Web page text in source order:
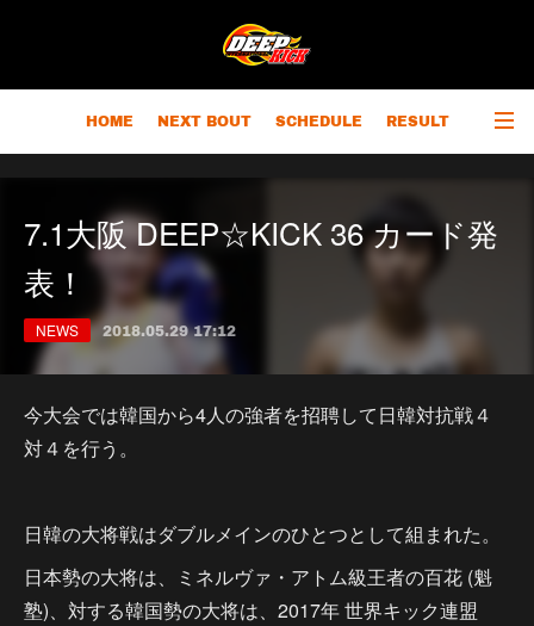
HOME NEXT BOUT SCHEDULE RESULT
RANKING CHAMPIONS OUTLINE
7.1大阪 DEEP☆KICK 36 カード発
表！
NEWS 2018.05.29 17:12
今大会では韓国から4人の強者を招聘して日韓対抗戦４
対４を行う。
日韓の大将戦はダブルメインのひとつとして組まれた。
日本勢の大将は、ミネルヴァ・アトム級王者の百花 (魁
塾)、対する韓国勢の大将は、2017年 世界キック連盟